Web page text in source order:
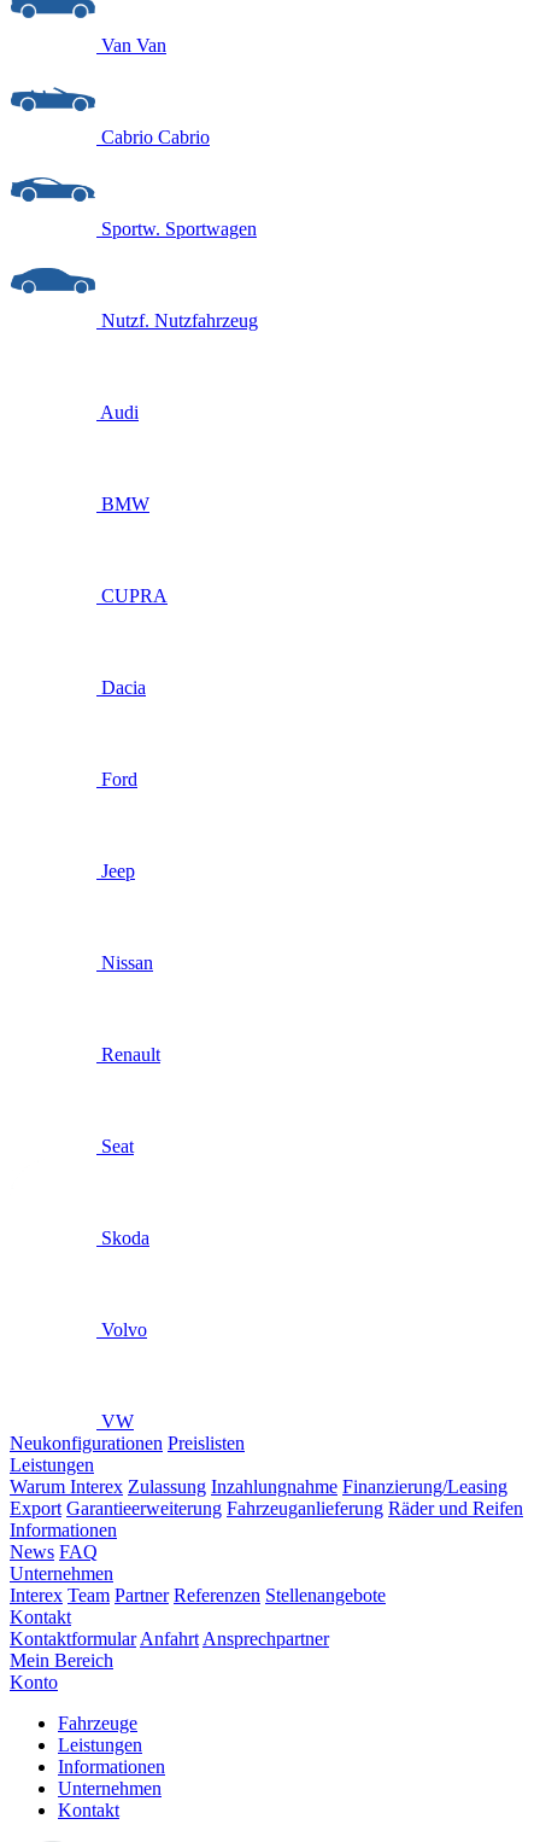
Van Van
Cabrio Cabrio
Sportw. Sportwagen
Nutzf. Nutzfahrzeug
Audi
BMW
CUPRA
Dacia
Ford
Jeep
Nissan
Renault
Seat
Skoda
Volvo
VW
Neukonfigurationen Preislisten
Leistungen
Warum Interex Zulassung Inzahlungnahme Finanzierung/Leasing
Export Garantieerweiterung Fahrzeuganlieferung Räder und Reifen
Informationen
News FAQ
Unternehmen
Interex Team Partner Referenzen Stellenangebote
Kontakt
Kontaktformular Anfahrt Ansprechpartner
Mein Bereich
Konto
Fahrzeuge
Leistungen
Informationen
Unternehmen
Kontakt